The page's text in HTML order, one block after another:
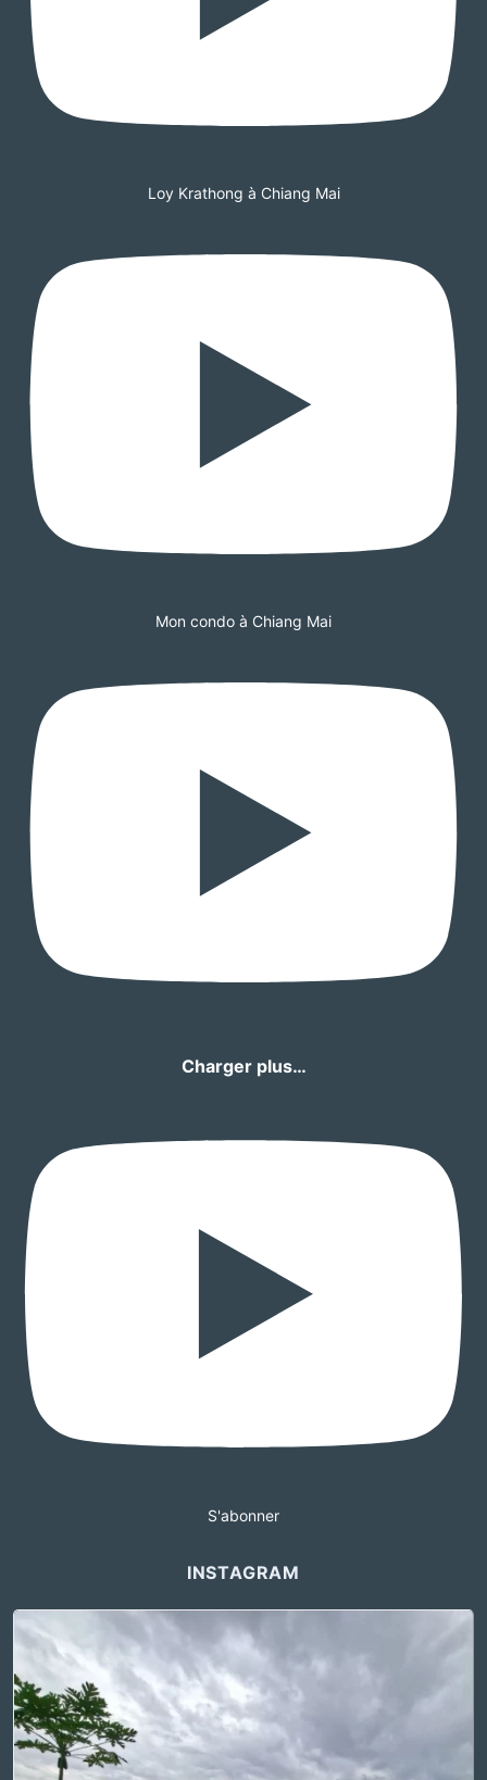
Loy Krathong à Chiang Mai
Mon condo à Chiang Mai
Charger plus…
S'abonner
INSTAGRAM